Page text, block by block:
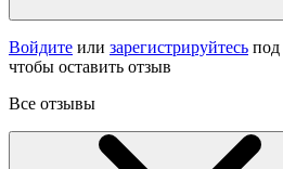
Войдите или зарегистрируйтесь под
чтобы оставить отзыв
Все отзывы